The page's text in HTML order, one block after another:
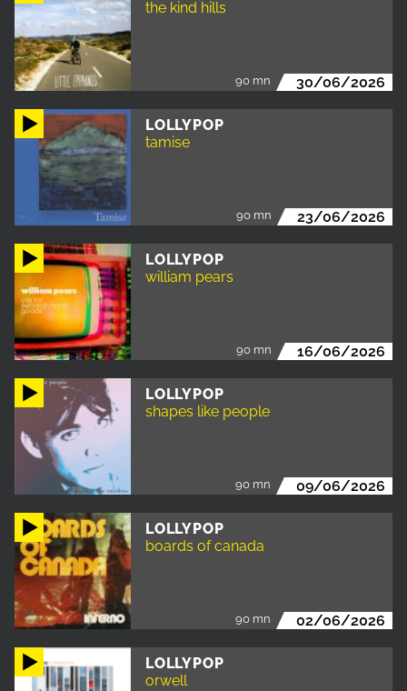
the kind hills
90 mn 30/06/2026
LOLLYPOP
tamise
90 mn 23/06/2026
LOLLYPOP
william pears
90 mn 16/06/2026
LOLLYPOP
shapes like people
90 mn 09/06/2026
LOLLYPOP
boards of canada
90 mn 02/06/2026
LOLLYPOP
orwell